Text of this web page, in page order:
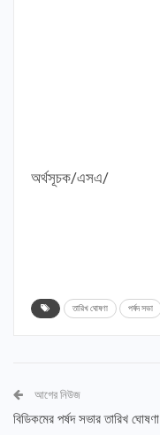
অর্থসূচক/এসএ/
তারিখ ঘোষণা পর্ষদ সভা
আগের নিউজ
বিডিকমের পর্ষদ সভার তারিখ ঘোষণা